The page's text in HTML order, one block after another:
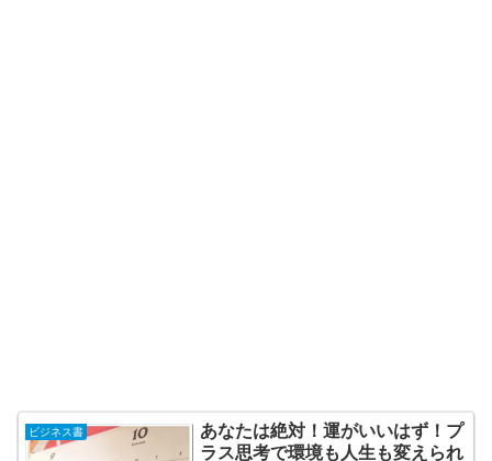
ビジネス書
あなたは絶対！運がいいはず！プ
ラス思考で環境も人生も変えられ